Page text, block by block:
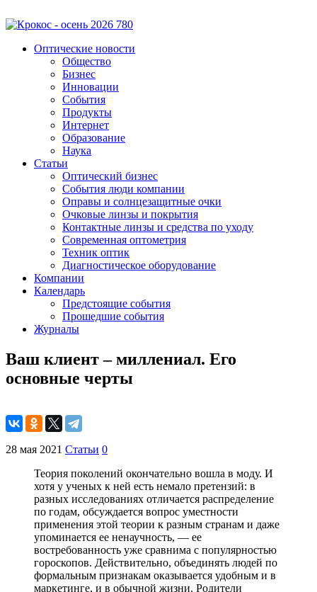
Оптические новости
Общество
Бизнес
Инновации
События
Продукты
Интернет
Образование
Наука
Статьи
Оптический бизнес
События люди компании
Оправы и солнцезащитные очки
Очковые линзы и покрытия
Контактные линзы и средства по уходу
Современная оптометрия
Техник оптик
Диагностическое оборудование
Компании
Календарь
Предстоящие события
Прошедшие события
Журналы
Ваш клиент – миллениал. Его
основные черты
28 мая 2021 Статьи 0
Теория поколений окончательно вошла в моду. И
хотя у ученых к ней есть немало претензий: в
разных исследованиях отличается распределение
по годам, обсуждается вопрос уместности
применения этой теории к разным странам и даже
упоминается ее ненаучность, — ее
востребованность уже сравнима с популярностью
гороскопов. Действительно, объединять людей по
формальным признакам оказывается удобным и в
маркетинге, и в обычной жизни. Родители